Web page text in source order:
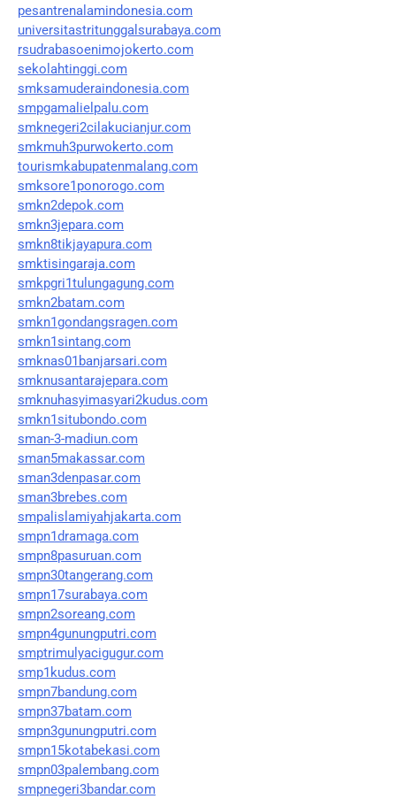
pesantrenalamindonesia.com
universitastritunggalsurabaya.com
rsudrabasoenimojokerto.com
sekolahtinggi.com
smksamuderaindonesia.com
smpgamalielpalu.com
smknegeri2cilakucianjur.com
smkmuh3purwokerto.com
tourismkabupatenmalang.com
smksore1ponorogo.com
smkn2depok.com
smkn3jepara.com
smkn8tikjayapura.com
smktisingaraja.com
smkpgri1tulungagung.com
smkn2batam.com
smkn1gondangsragen.com
smkn1sintang.com
smknas01banjarsari.com
smknusantarajepara.com
smknuhasyimasyari2kudus.com
smkn1situbondo.com
sman-3-madiun.com
sman5makassar.com
sman3denpasar.com
sman3brebes.com
smpalislamiyahjakarta.com
smpn1dramaga.com
smpn8pasuruan.com
smpn30tangerang.com
smpn17surabaya.com
smpn2soreang.com
smpn4gunungputri.com
smptrimulyacigugur.com
smp1kudus.com
smpn7bandung.com
smpn37batam.com
smpn3gunungputri.com
smpn15kotabekasi.com
smpn03palembang.com
smpnegeri3bandar.com